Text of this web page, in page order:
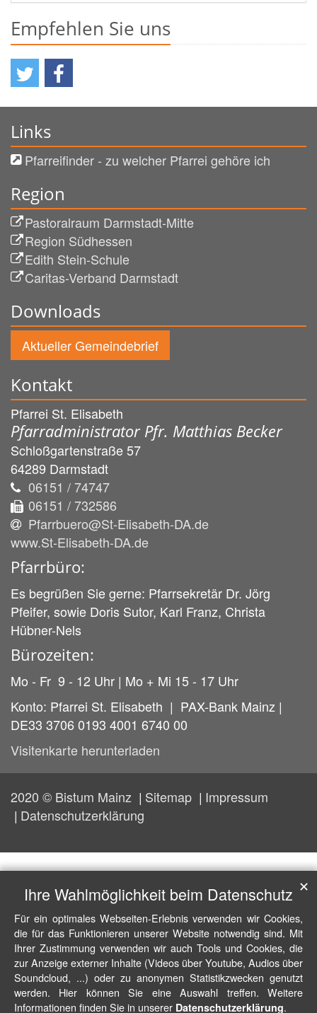
Empfehlen Sie uns
Links
Pfarreifinder - zu welcher Pfarrei gehöre ich
Region
Pastoralraum Darmstadt-Mitte
Region Südhessen
Edith Stein-Schule
Caritas-Verband Darmstadt
Downloads
Aktueller Gemeindebrief
Kontakt
Pfarrei St. Elisabeth
Pfarradministrator Pfr. Matthias Becker
Schloßgartenstraße 57
64289 Darmstadt
06151 / 74747
06151 / 732586
Pfarrbuero@St-Elisabeth-DA.de
www.St-Elisabeth-DA.de
Pfarrbüro:
Es begrüßen Sie gerne: Pfarrsekretär Dr. Jörg
Pfeifer, sowie Doris Sutor, Karl Franz, Christa
Hübner-Nels
Bürozeiten:
Mo - Fr 9 - 12 Uhr | Mo + Mi 15 - 17 Uhr
Konto: Pfarrei St. Elisabeth | PAX-Bank Mainz |
DE33 3706 0193 4001 6740 00
Visitenkarte herunterladen
2020 © Bistum Mainz Sitemap
Impressum
Datenschutzerklärung
Ihre Wahlmöglichkeit beim Datenschutz
Für ein optimales Webseiten-Erlebnis verwenden wir Cookies,
die für das Funktionieren unserer Website notwendig sind. Mit
Ihrer Zustimmung verwenden wir auch Tools und Cookies, die
zur Anzeige externer Inhalte (Videos über Youtube, Audios über
Soundcloud, ...) oder zu anonymen Statistikzwecken genutzt
werden. Hier können Sie eine Auswahl treffen. Weitere
Informationen finden Sie in unserer Datenschutzerklärung.
✕